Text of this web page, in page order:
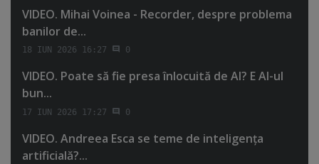
VIDEO. Mihai Voinea - Recorder, despre problema
banilor de...
18 IUN 2026 16:27 0
VIDEO. Poate să fie presa înlocuită de AI? E AI-ul
bun...
17 IUN 2026 17:27 0
VIDEO. Andreea Esca se teme de inteligenţa
artificială?...